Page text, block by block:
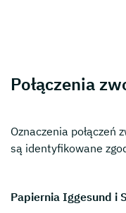
Połączenia
Oznaczenia połączeń
są identyfikowane
Papiernia Iggesund i